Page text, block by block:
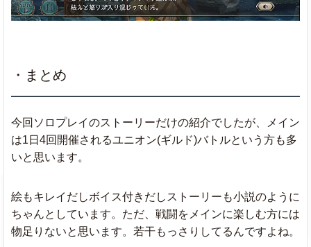
・まとめ
今回ソロプレイのストーリーだけの紹介でしたが、メイン
は1日4回開催されるユニオン(ギルド)バトルという方も多
いと思います。
絵もキレイだしボイス付きだしストーリーも小説のように
ちゃんとしています。ただ、戦闘をメインに楽しむ方には
物足りないと思います。若干もっさりしてるんですよね。